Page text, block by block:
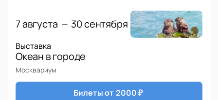
7 августа — 30 сентября
Выставка
Океан в городе
Москвариум
Билеты от 2000₽